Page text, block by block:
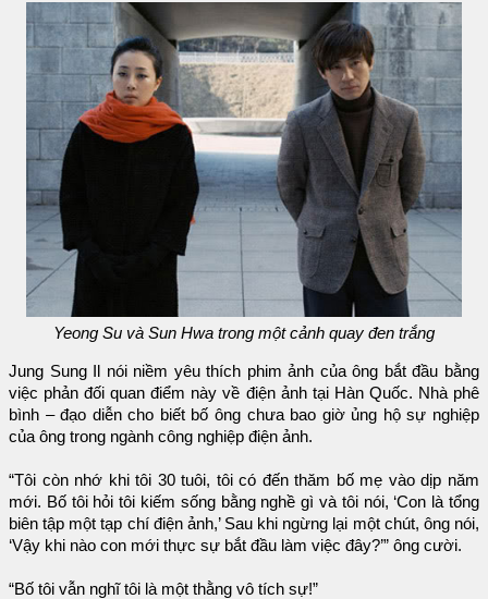
Yeong Su và Sun Hwa trong một cảnh quay đen trắng
Jung Sung Il nói niềm yêu thích phim ảnh của ông bắt đầu bằng
việc phản đối quan điểm này về điện ảnh tại Hàn Quốc. Nhà phê
bình – đạo diễn cho biết bố ông chưa bao giờ ủng hộ sự nghiệp
của ông trong ngành công nghiệp điện ảnh.
“Tôi còn nhớ khi tôi 30 tuôi, tôi có đến thăm bố mẹ vào dịp năm
mới. Bố tôi hỏi tôi kiếm sống bằng nghề gì và tôi nói, ‘Con là tổng
biên tập một tạp chí điện ảnh,’ Sau khi ngừng lại một chút, ông nói,
‘Vậy khi nào con mới thực sự bắt đầu làm việc đây?’” ông cười.
“Bố tôi vẫn nghĩ tôi là một thằng vô tích sự!”